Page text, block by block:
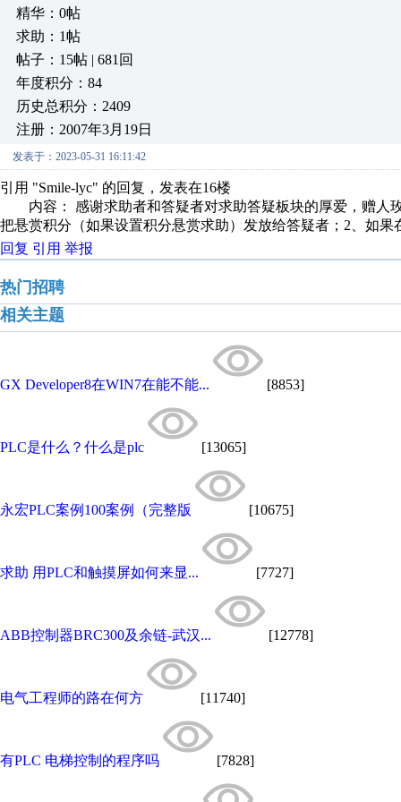
精华：0帖
求助：1帖
帖子：15帖 | 681回
年度积分：84
历史总积分：2409
注册：2007年3月19日
发表于：2023-05-31 16:11:42
引用 "Smile-lyc" 的回复，发表在16楼
内容： 感谢求助者和答疑者对求助答疑板块的厚爱，赠人
把悬赏积分（如果设置积分悬赏求助）发放给答疑者；2、如
回复 引用 举报
热门招聘
相关主题
GX Developer8在WIN7在能不能... [8853]
PLC是什么？什么是plc [13065]
永宏PLC案例100案例（完整版 [10675]
求助 用PLC和触摸屏如何来显... [7727]
ABB控制器BRC300及余链-武汉... [12778]
电气工程师的路在何方 [11740]
有PLC 电梯控制的程序吗 [7828]